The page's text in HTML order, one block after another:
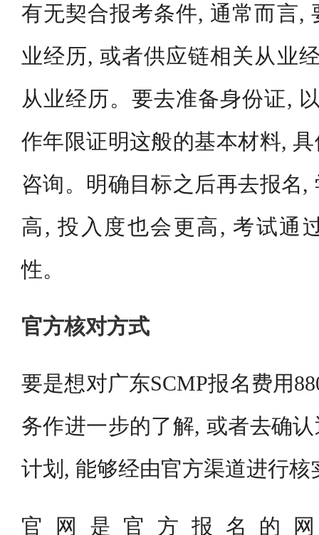
有无契合报考条件, 通常而言,
业经历, 或者供应链相关从业
从业经历。要去准备身份证,
作年限证明这般的基本材料,
咨询。明确目标之后再去报名,
高, 投入度也会更高, 考试通
性。
官方核对方式
要是想对广东SCMP报名费用
务作进一步的了解, 或者去确
计划, 能够经由官方渠道进行核
官网是官方报名的